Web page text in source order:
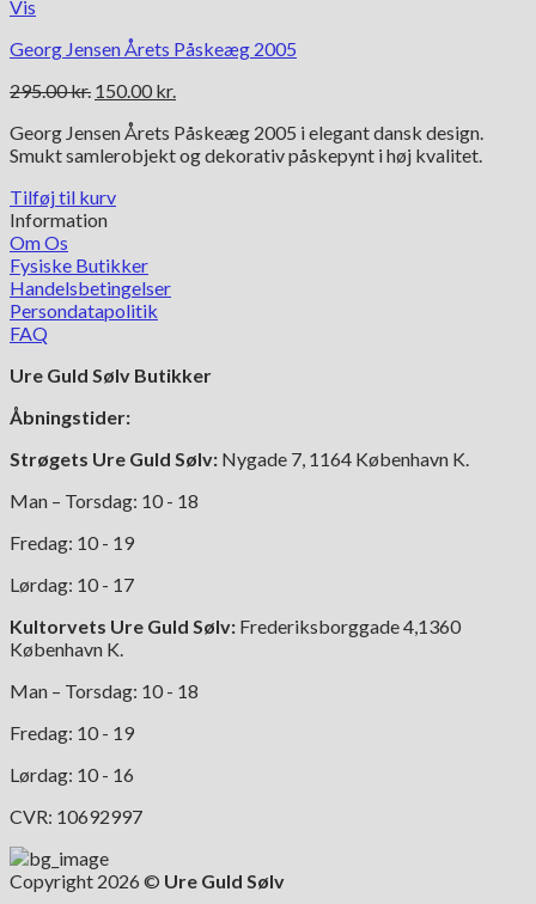
Vis
Georg Jensen Årets Påskeæg 2005
295.00kr. Den
pris
var:
150.00 kr.
pris
er:
Georg Jensen Årets Påskeæg 2005 i elegant dansk design.
Smukt samlerobjekt og dekorativ påskepynt i høj kvalitet.
Tilføj til kurv
Information
Om Os
Fysiske Butikker
Handelsbetingelser
Persondatapolitik
FAQ
Ure Guld Sølv Butikker
Åbningstider:
Strøgets Ure Guld Sølv: Nygade 7, 1164 København K.
Man – Torsdag: 10 - 18
Fredag: 10 - 19
Lørdag: 10 - 17
Kultorvets Ure Guld Sølv: Frederiksborggade 4,1360
København K.
Man – Torsdag: 10 - 18
Fredag: 10 - 19
Lørdag: 10 - 16
CVR: 10692997
Copyright 2026 © Ure Guld Sølv